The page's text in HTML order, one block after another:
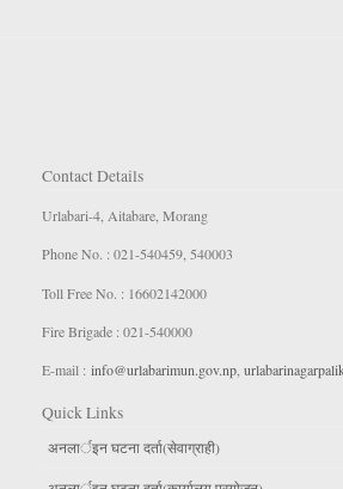
Contact Details
Urlabari-4, Aitabare, Morang
Phone No. : 021-540459, 540003
Toll Free No. : 16602142000
Fire Brigade : 021-540000
E-mail : info@urlabarimun.gov.np,
Quick Links
अनलार्इन घटना दर्ता(सेवाग्राही)